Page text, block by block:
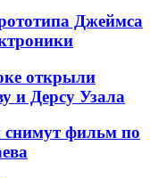
Джеймса
открыли
и Дерсу Узала
снимут фильм по